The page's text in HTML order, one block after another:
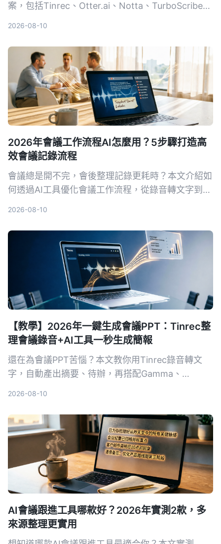
案，包括Tinrec、Otter.ai、Notta、TurboScribe和
2026-08-10
2026年會議工作流程AI怎麼用？5步驟打造高
效會議記錄流程
會議總是開不完，會後整理記錄更耗時？本文介紹如
何透過AI工具優化會議工作流程，從錄音轉文字到自
作者。
2026-08-10
【教學】2026年一鍵生成會議PPT：Tinrec整
理會議錄音+AI工具一秒生成簡報
還在為會議PPT苦惱？本文教你用Tinrec錄音轉文
字，自動產出摘要、待辦，再搭配Gamma、
2026-08-10
AI會議跟進工具哪款好？2026年實測2款，多
來源整理更實用